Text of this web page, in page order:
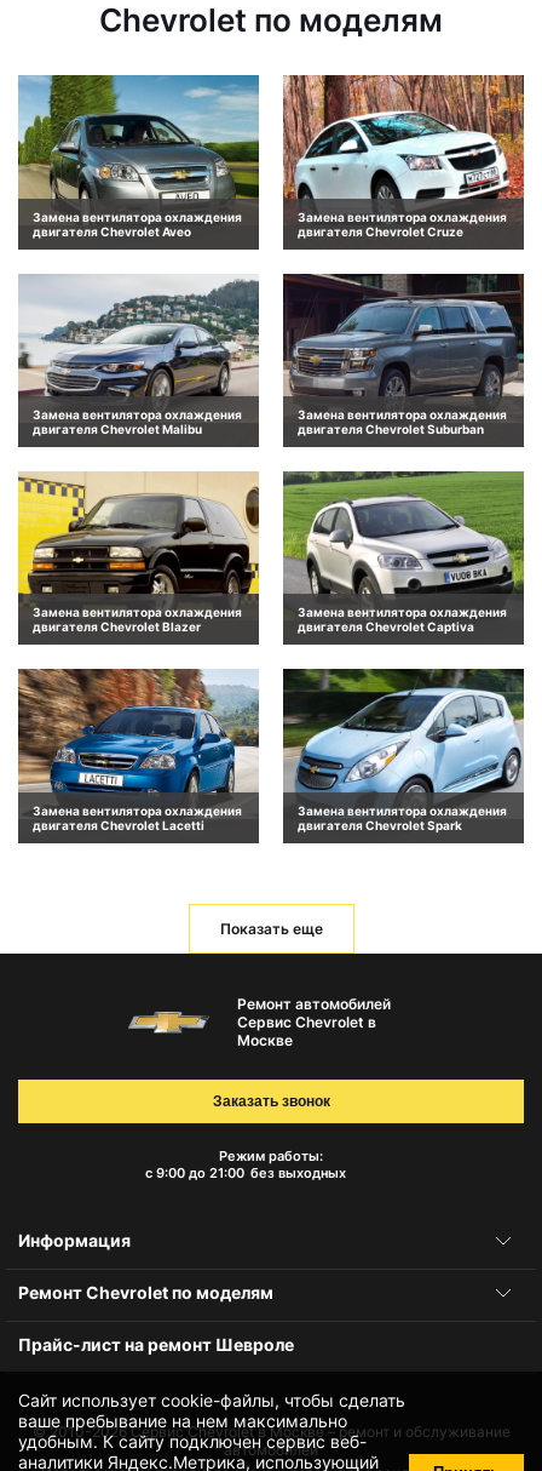
Chevrolet по моделям
Замена вентилятора охлаждения
двигателя Chevrolet Aveo
Замена вентилятора охлаждения
двигателя Chevrolet Cruze
Замена вентилятора охлаждения
двигателя Chevrolet Malibu
Замена вентилятора охлаждения
двигателя Chevrolet Suburban
Замена вентилятора охлаждения
двигателя Chevrolet Blazer
Замена вентилятора охлаждения
двигателя Chevrolet Captiva
Замена вентилятора охлаждения
двигателя Chevrolet Lacetti
Замена вентилятора охлаждения
двигателя Chevrolet Spark
Показать еще
Сайт использует cookie-файлы, чтобы сделать
ваше пребывание на нем максимально
удобным. К cайту подключен сервис веб-
аналитики Яндекс.Метрика, использующий
Ремонт автомобилей
Сервис Chevrolet в
Москве
Режим работы:
с 9:00 до 21:00 без выходных
Заказать звонок
Информация
Ремонт Chevrolet по моделям
Прайс-лист на ремонт Шевроле
© 2010-2026Сервис Chevrolet в Москве – ремонт и обслуживание
автомобилей